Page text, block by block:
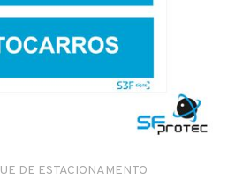
DE ESTACIONAMENTO